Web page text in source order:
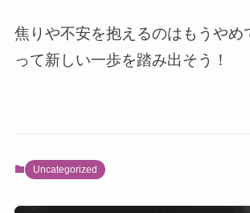
焦りや不安を抱えるのはもうやめ
って新しい一歩を踏み出そう！
Uncategorized